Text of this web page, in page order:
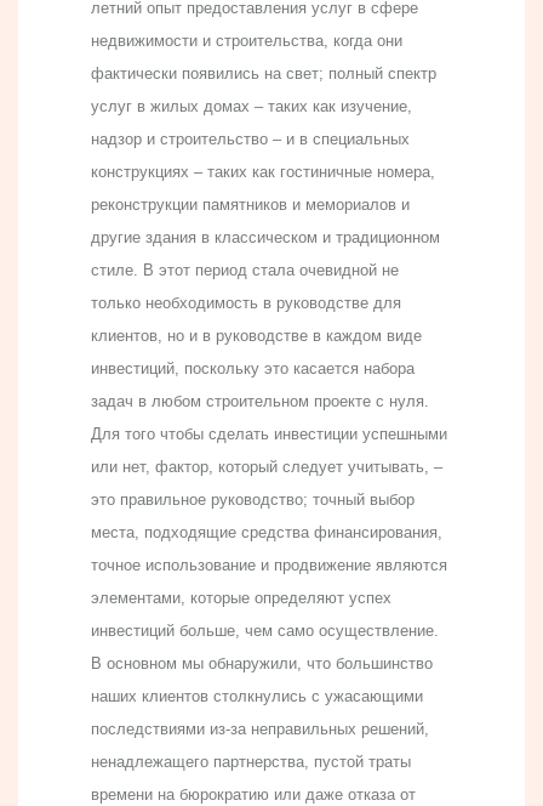
летний опыт предоставления услуг в сфере
недвижимости и строительства, когда они
фактически появились на свет; полный спектр
услуг в жилых домах – таких как изучение,
надзор и строительство – и в специальных
конструкциях – таких как гостиничные номера,
реконструкции памятников и мемориалов и
другие здания в классическом и традиционном
стиле. В этот период стала очевидной не
только необходимость в руководстве для
клиентов, но и в руководстве в каждом виде
инвестиций, поскольку это касается набора
задач в любом строительном проекте с нуля.
Для того чтобы сделать инвестиции успешными
или нет, фактор, который следует учитывать, –
это правильное руководство; точный выбор
места, подходящие средства финансирования,
точное использование и продвижение являются
элементами, которые определяют успех
инвестиций больше, чем само осуществление.
В основном мы обнаружили, что большинство
наших клиентов столкнулись с ужасающими
последствиями из-за неправильных решений,
ненадлежащего партнерства, пустой траты
времени на бюрократию или даже отказа от